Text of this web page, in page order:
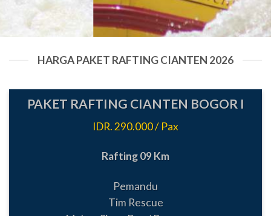
HARGA PAKET RAFTING CIANTEN 2026
PAKET RAFTING CIANTEN BOGOR I
IDR. 290.000 / Pax
Rafting 09 Km
Pemandu
Tim Rescue